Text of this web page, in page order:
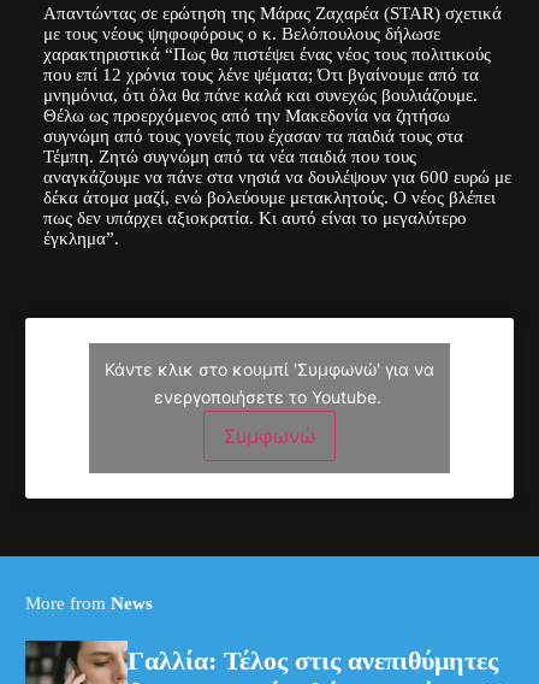
Απαντώντας σε ερώτηση της Μάρας Ζαχαρέα (STAR) σχετικά
με τους νέους ψηφοφόρους ο κ. Βελόπουλους δήλωσε
χαρακτηριστικά “Πως θα πιστέψει ένας νέος τους πολιτικούς
που επί 12 χρόνια τους λένε ψέματα; Ότι βγαίνουμε από τα
μνημόνια, ότι όλα θα πάνε καλά και συνεχώς βουλιάζουμε.
Θέλω ως προερχόμενος από την Μακεδονία να ζητήσω
συγνώμη από τους γονείς που έχασαν τα παιδιά τους στα
Τέμπη. Ζητώ συγνώμη από τα νέα παιδιά που τους
αναγκάζουμε να πάνε στα νησιά να δουλέψουν για 600 ευρώ με
δέκα άτομα μαζί, ενώ βολεύουμε μετακλητούς. Ο νέος βλέπει
πως δεν υπάρχει αξιοκρατία. Κι αυτό είναι το μεγαλύτερο
έγκλημα”.
Κάντε κλικ στο κουμπί 'Συμφωνώ' για να
ενεργοποιήσετε το Youtube.
Συμφωνώ
More from News
Γαλλία: Τέλος στις ανεπιθύμητες